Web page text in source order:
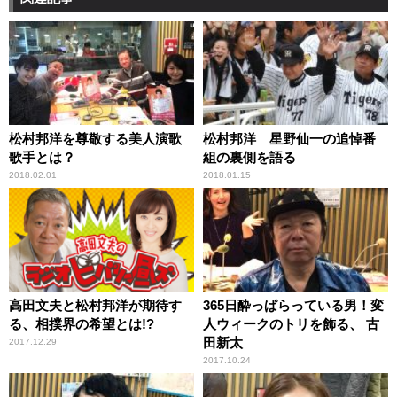
松村邦洋を尊敬する美人演歌
歌手とは？
2018.02.01
松村邦洋 星野仙一の追悼番
組の裏側を語る
2018.01.15
高田文夫と松村邦洋が期待す
る、相撲界の希望とは!?
2017.12.29
365日酔っぱらっている男！変
人ウィークのトリを飾る、 古
田新太
2017.10.24